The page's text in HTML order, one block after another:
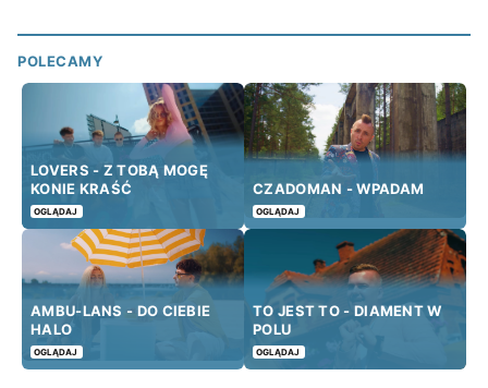
POLECAMY
LOVERS - Z TOBĄ MOGĘ
KONIE KRAŚĆ
OGLĄDAJ
CZADOMAN - WPADAM
OGLĄDAJ
AMBU-LANS - DO CIEBIE
HALO
OGLĄDAJ
TO JEST TO - DIAMENT W
POLU
OGLĄDAJ